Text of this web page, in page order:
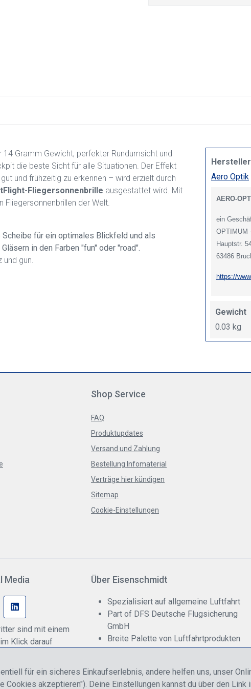
Gramm Gewicht, perfekter Rundumsicht und
die beste Sicht für alle Situationen. Der Effekt
und frühzeitig zu erkennen – wird erzielt durch
Fliegersonnenbrille ausgestattet wird. Mit
der Welt.
für ein optimales Blickfeld und als
in den Farben "fun" oder "road".
und gun.
Hersteller
Aero Optik
AERO-
ein
OPTIMUM
Hauptstr.
63486
https://
Gewicht
0.03 kg
Shop Service
FAQ
Produktupdates
Versand und Zahlung
Bestellung Infomaterial
Verträge hier kündigen
Sitemap
Cookie-Einstellungen
Media
sind mit einem
Klick darauf
Weitere
es in unserer
Über Eisenschmidt
Spezialisiert auf allgemeine Luftfahrt
Part of DFS Deutsche Flugsicherung
GmbH
Breite Palette von Luftfahrtprodukten
für ein sicheres Einkaufserlebnis, andere helfen uns, unser
akzeptieren"). Deine Einstellungen kannst du über den